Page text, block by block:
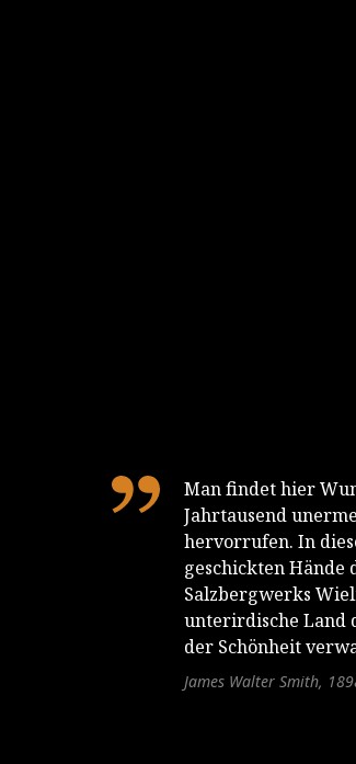
Man findet hier
Jahrtausend
hervorrufen. In
geschickten Hände
Salzbergwerks
unterirdische Land
der Schönheit
James Walter Smith,